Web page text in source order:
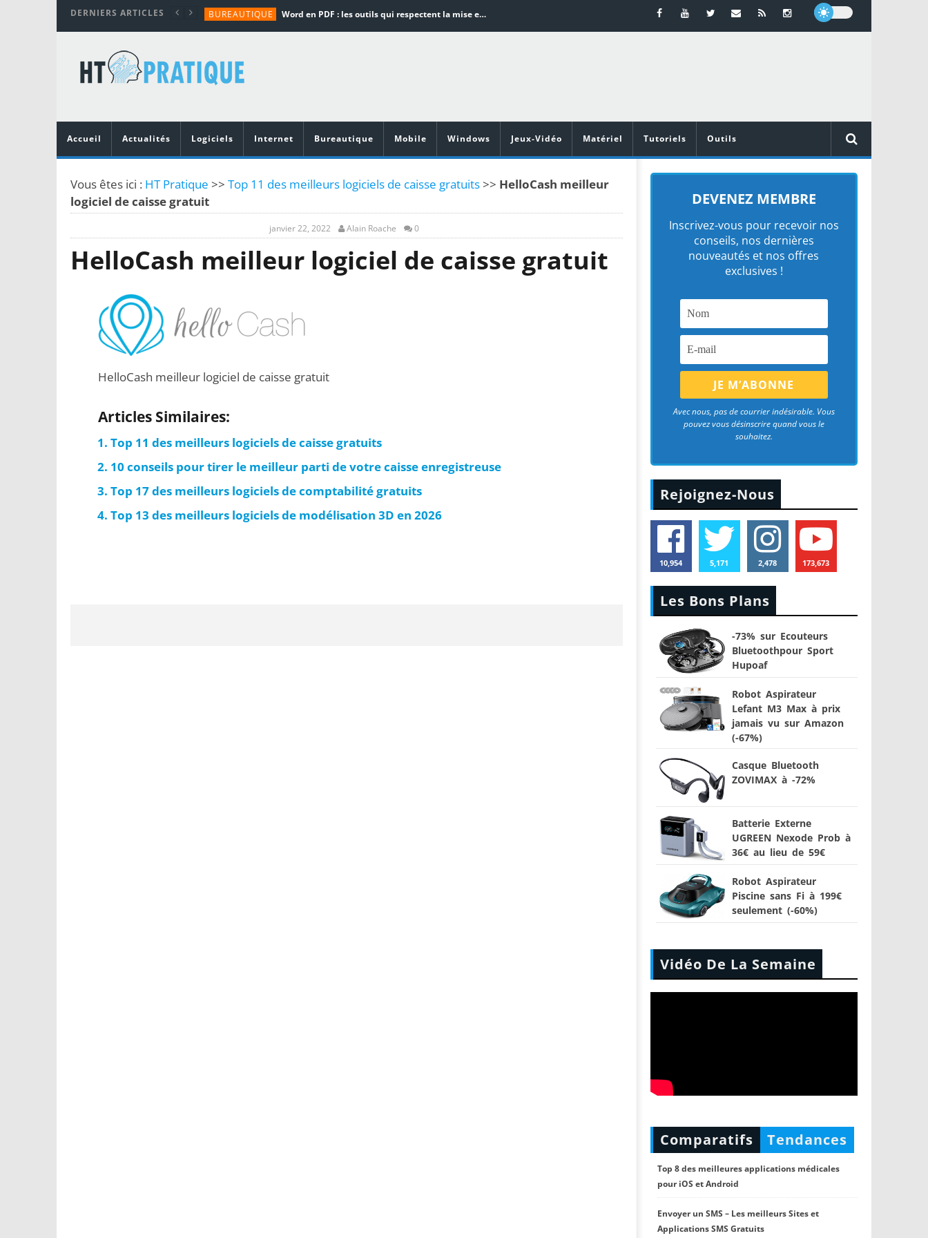
DERNIERS ARTICLES BUREAUTIQUE Word en PDF : les outils qui respectent la mise en page
TUTORIALS
MATÉRIEL
Vidéoprojecteurs Asus : Top 6 des meilleurs modèles de la marque
Accueil
Actualités Logiciels Internet Bureautique Mobile Windows Jeux-Vidéo Matériel Tutoriels Outils
Vous êtes ici : HT Pratique >> Top 11 des meilleurs logiciels de caisse gratuits>> HelloCash meilleur
logiciel de caisse gratuit
janvier 22, 2022 Alain Roache 0
HelloCash meilleur logiciel de caisse gratuit
HelloCash meilleur logiciel de caisse gratuit
Articles Similaires:
Top 11 des meilleurs logiciels de caisse gratuits
10 conseils pour tirer le meilleur parti de votre caisse enregistreuse
Top 17 des meilleurs logiciels de comptabilité gratuits
Top 13 des meilleurs logiciels de modélisation 3D en 2026
DEVENEZ MEMBRE
Inscrivez-vous pour recevoir nos
conseils, nos dernières
nouveautés et nos offres
exclusives !
Avec nous, pas de courrier indésirable. Vous
pouvez vous désinscrire quand vous le
souhaitez.
Rejoignez-Nous
10,954 5,171 2,478 173,673
Les Bons Plans
-73% sur Ecouteurs
Bluetoothpour Sport
Hupoaf
Robot Aspirateur
Lefant M3 Max à prix
jamais vu sur Amazon
(-67%)
Casque Bluetooth
ZOVIMAX à -72%
Batterie Externe
UGREEN Nexode Prob à
36€ au lieu de 59€
Robot Aspirateur
Piscine sans Fi à 199€
seulement (-60%)
Vidéo De La Semaine
Comparatifs Tendances
Top 8 des meilleures applications médicales
pour iOS et Android
Envoyer un SMS – Les meilleurs Sites et
Applications SMS Gratuits